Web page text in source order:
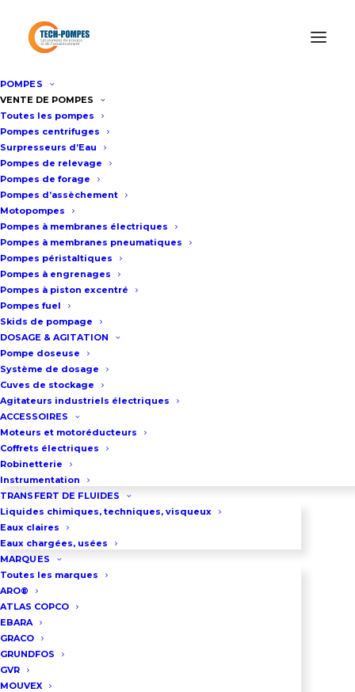
POMPES
VENTE DE POMPES
Toutes les pompes
Pompes centrifuges
Surpresseurs d’Eau
Pompes de relevage
Pompes de forage
Pompes d’assèchement
Motopompes
Pompes à membranes électriques
Pompes à membranes pneumatiques
Pompes péristaltiques
Pompes à engrenages
Pompes à piston excentré
Pompes fuel
Skids de pompage
DOSAGE & AGITATION
Pompe doseuse
Système de dosage
Cuves de stockage
Agitateurs industriels électriques
ACCESSOIRES
Moteurs et motoréducteurs
Coffrets électriques
Robinetterie
Instrumentation
TRANSFERT DE FLUIDES
Liquides chimiques, techniques, visqueux
Eaux claires
Eaux chargées, usées
MARQUES
Toutes les marques
ARO®
ATLAS COPCO
EBARA
GRACO
GRUNDFOS
GVR
MOUVEX
Accueil /Location de pompes
Location pompe inox 250m3/h – 9bar
Location pompe inox 250m3/h –
9bar
Fiche technique
La pompe de location inox 80-250
est utilisée pour des transferts
d’eau ou de liquides chimiques ou
agressifs.
Cette pompe de location inox est
montée dans un châssis tubulaire
inox transportable par engin
élévateur.
L’ensemble est équipé d’une
vanne de refoulement de réglage
de débit et de pression.
Construction inox 316 L
Débit : 60 m3/h à 9,5 bar jusqu’à
Raccordement par bride DN80 au